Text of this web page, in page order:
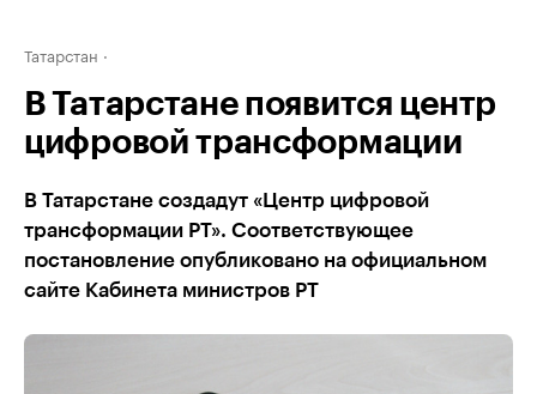
Татарстан
В Татарстане появится центр
цифровой трансформации
В Татарстане создадут «Центр цифровой
трансформации РТ». Соответствующее
постановление опубликовано на официальном
сайте Кабинета министров РТ